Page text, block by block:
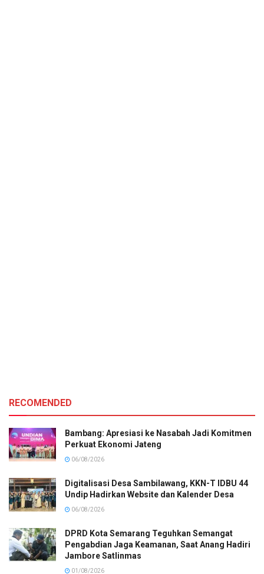
RECOMENDED
Bambang: Apresiasi ke Nasabah Jadi Komitmen
Perkuat Ekonomi Jateng
06/08/2026
Digitalisasi Desa Sambilawang, KKN-T IDBU 44
Undip Hadirkan Website dan Kalender Desa
06/08/2026
DPRD Kota Semarang Teguhkan Semangat
Pengabdian Jaga Keamanan, Saat Anang Hadiri
Jambore Satlinmas
01/08/2026